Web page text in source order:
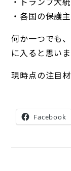
・各国の保護
何か一つでも
に入ると思いま
現時点の注目
Facebook